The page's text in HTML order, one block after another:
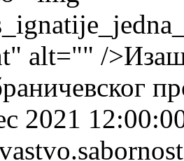
alt="" /
2021